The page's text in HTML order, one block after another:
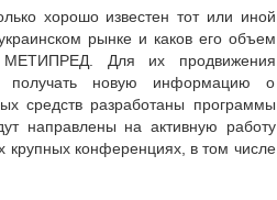
хорошо известен тот или иной
рынке и каков его объем
Для их продвижения
получать новую информацию о
средств разработаны программы
направлены на активную работу
конференциях, в том числе